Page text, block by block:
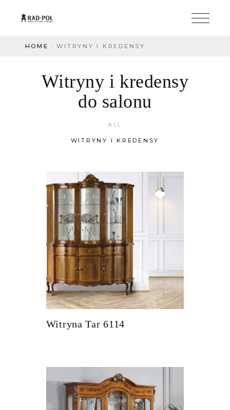
HOME WITRYNY I KREDENSY
Witryny i kredensy
do salonu
ALL
WITRYNY I KREDENSY
Witryna Tar 6114